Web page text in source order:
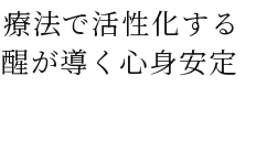
法で活性化する
が導く心身安定